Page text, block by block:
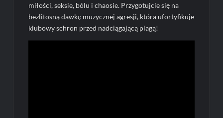
miłości, seksie, bólu i chaosie. Przygotujcie się na
bezlitosną dawkę muzycznej agresji, która ufortyfikuje
klubowy schron przed nadciągającą plagą!